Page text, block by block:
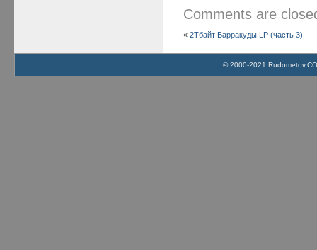
Comments are
«2Тбайт Барракуды LP (часть 3)
© 2000-2021